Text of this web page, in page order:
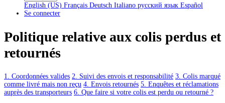
English (US) Français Deutsch Italiano русский язык Español
Se connecter
Politique relative aux colis perdus et
retournés
1. Coordonnées valides 2. Suivi des envois et responsabilité 3. Colis marqué
comme livré mais non reçu 4. Envois retournés 5. Enquêtes et réclamations
auprès des transporteurs 6. Que faire si votre colis est perdu ou retourné ?